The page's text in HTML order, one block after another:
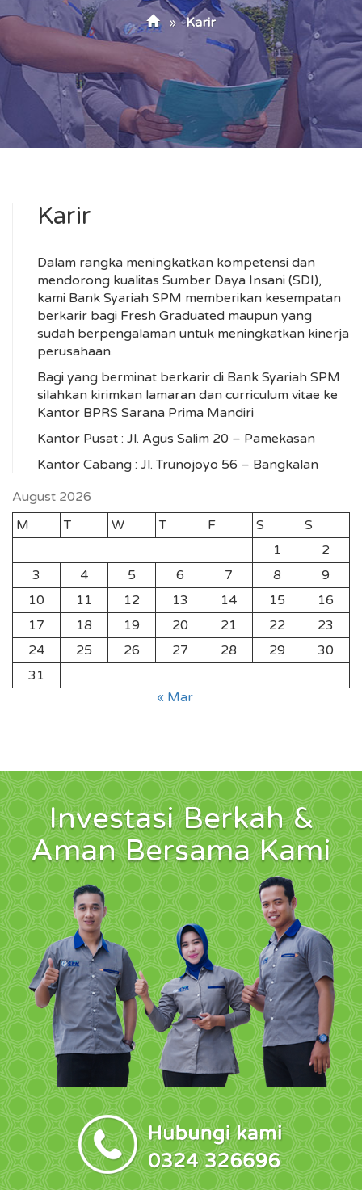
»Karir
Karir
Dalam rangka meningkatkan kompetensi dan
mendorong kualitas Sumber Daya Insani (SDI),
kami Bank Syariah SPM memberikan kesempatan
berkarir bagi Fresh Graduated maupun yang
sudah berpengalaman untuk meningkatkan kinerja
perusahaan.
Bagi yang berminat berkarir di Bank Syariah SPM
silahkan kirimkan lamaran dan curriculum vitae ke
Kantor BPRS Sarana Prima Mandiri
Kantor Pusat : Jl. Agus Salim 20 – Pamekasan
Kantor Cabang : Jl. Trunojoyo 56 – Bangkalan
August 2026
M
T W T F S
S
1
2
3
4 5 6 7 8
9
10
11 12 13 14 15
16
17
18 19 20 21 22
23
24
25 26 27 28 29
30
31
« Mar
Investasi Berkah &
Aman Bersama Kami